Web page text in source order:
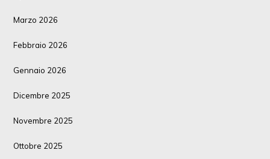
Marzo 2026
Febbraio 2026
Gennaio 2026
Dicembre 2025
Novembre 2025
Ottobre 2025